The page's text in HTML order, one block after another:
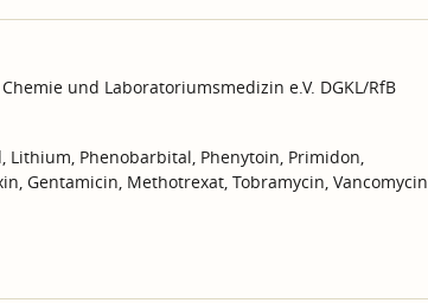
und Laboratoriumsmedizin e.V. DGKL/RfB
Lithium, Phenobarbital, Phenytoin, Primidon,
Gentamicin, Methotrexat, Tobramycin, Vancomycin